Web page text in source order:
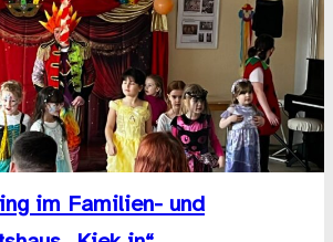
im Familien- und